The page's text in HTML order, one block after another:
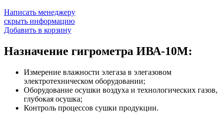
Написать менеджеру
скрыть информацию
Добавить в корзину
Назначение гигрометра ИВА-10М:
Измерение влажности элегаза в элегазовом
электротехническом оборудовании;
Оборудование осушки воздуха и технологических газов,
глубокая осушка;
Контроль процессов сушки продукции.